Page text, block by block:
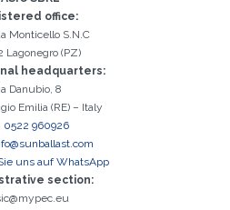
Feld ist erforderlich
Feld ist erforderlich
Feld ist erforderlich
Feld ist erforderlich
Feld ist erforderlich
Feld ist erforderlich
Adresse eingegebenzu akzeptieren
Aktivieren Sie Ihr E-Mail-
ist leider aufgetreten:
office:
Monticello S.N.C
Lagonegro (PZ)
headquarters:
Danubio, 8
Emilia (RE) – Italy
0522 960926
uns auf WhatsApp
section: